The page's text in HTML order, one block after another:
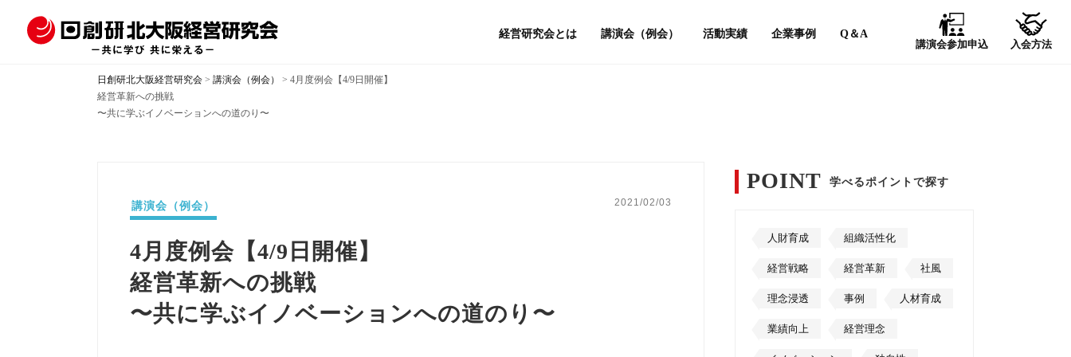
経営研究会とは 講演会（例会） 活動実績 企業事例 Q＆A
講演会参加申込 入会方法
日創研北大阪経営研究会 > 講演会（例会） > 4月度例会【4/9日開催】
経営革新への挑戦
〜共に学ぶイノベーションへの道のり〜
講演会（例会） 2021/02/03
4月度例会【4/9日開催】
経営革新への挑戦
〜共に学ぶイノベーションへの道のり〜
POINT 学べるポイントで探す
人財育成 組織活性化
経営戦略 経営革新 社風
理念浸透 事例 人材育成
業績向上 経営理念